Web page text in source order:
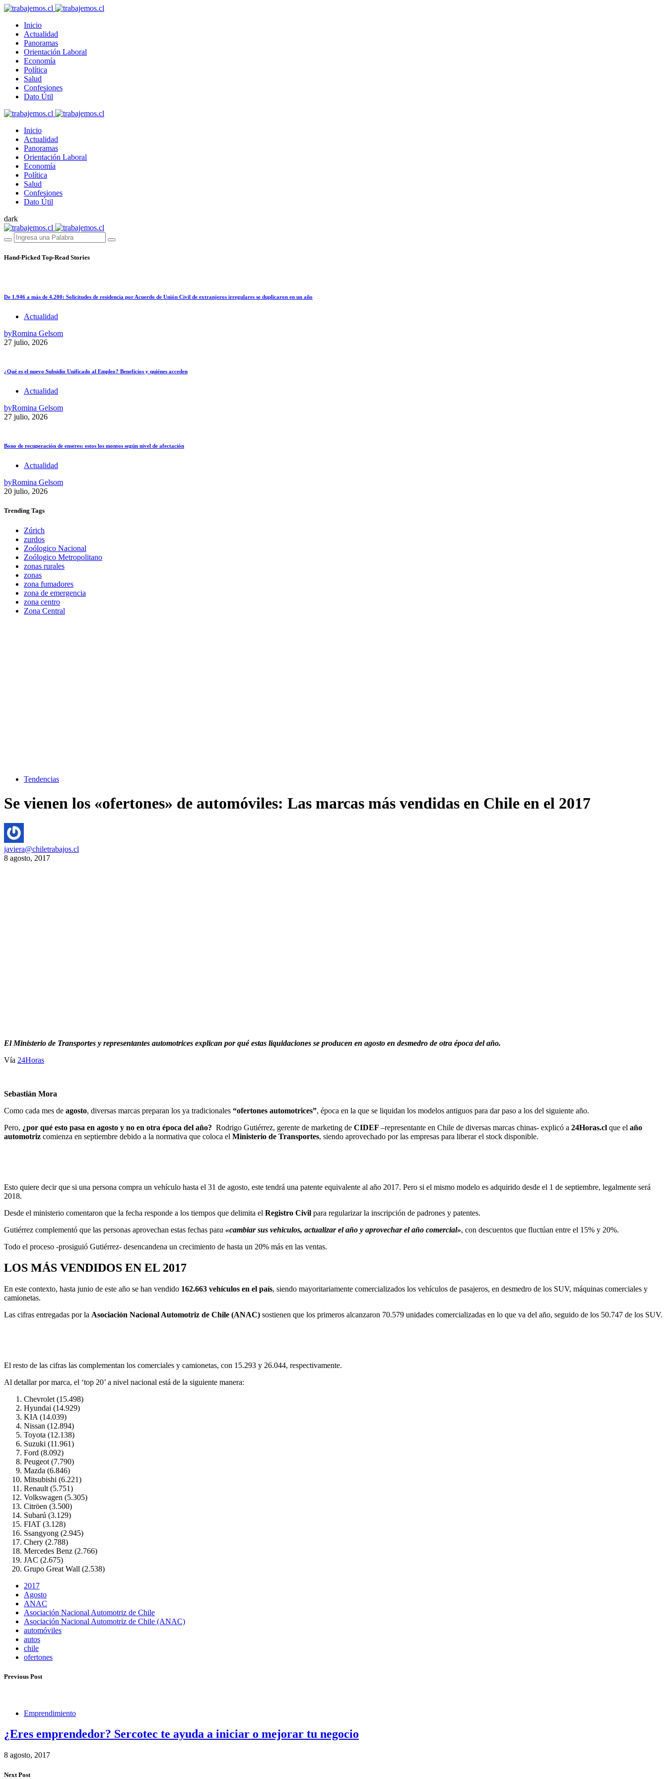
Inicio
Actualidad
Panoramas
Orientación Laboral
Economía
Política
Salud
Confesiones
Dato Útil
Inicio
Actualidad
Panoramas
Orientación Laboral
Economía
Política
Salud
Confesiones
Dato Útil
dark
Hand-Picked Top-Read Stories
De 1.946 a más de 4.200: Solicitudes de residencia por Acuerdo de Unión Civil de extranjeros irregulares se duplicaron en un año
Actualidad
byRomina Gelsom
27 julio, 2026
¿Qué es el nuevo Subsidio Unificado al Empleo? Beneficios y quiénes acceden
Actualidad
byRomina Gelsom
27 julio, 2026
Bono de recuperación de enseres: estos los montos según nivel de afectación
Actualidad
byRomina Gelsom
20 julio, 2026
Trending Tags
Zúrich
zurdos
Zoólogico Nacional
Zoólogico Metropolitano
zonas rurales
zonas
zona fumadores
zona de emergencia
zona centro
Zona Central
Tendencias
Se vienen los «ofertones» de automóviles: Las marcas más vendidas en Chile en el 2017
javiera@chiletrabajos.cl
8 agosto, 2017
El Ministerio de Transportes y representantes automotrices explican por qué estas liquidaciones se producen en agosto en desmedro de otra época del año.
Vía 24Horas
Sebastián Mora
Como cada mes de agosto, diversas marcas preparan los ya tradicionales “ofertones automotrices”, época en la que se liquidan los modelos antiguos para dar paso a los del siguiente año.
Pero, ¿por qué esto pasa en agosto y no en otra época del año? Rodrigo Gutiérrez, gerente de marketing de CIDEF –representante en Chile de diversas marcas chinas- explicó a 24Horas.cl que el año
automotriz comienza en septiembre debido a la normativa que coloca el Ministerio de Transportes, siendo aprovechado por las empresas para liberar el stock disponible.
Esto quiere decir que si una persona compra un vehículo hasta el 31 de agosto, este tendrá una patente equivalente al año 2017. Pero si el mismo modelo es adquirido desde el 1 de septiembre, legalmente será
2018.
Desde el ministerio comentaron que la fecha responde a los tiempos que delimita el Registro Civil para regularizar la inscripción de padrones y patentes.
Gutiérrez complementó que las personas aprovechan estas fechas para «cambiar sus vehiculos, actualizar el año y aprovechar el año comercial», con descuentos que fluctúan entre el 15% y 20%.
Todo el proceso -prosiguió Gutiérrez- desencandena un crecimiento de hasta un 20% más en las ventas.
LOS MÁS VENDIDOS EN EL 2017
En este contexto, hasta junio de este año se han vendido 162.663 vehículos en el país, siendo mayoritariamente comercializados los vehículos de pasajeros, en desmedro de los SUV, máquinas comerciales y
camionetas.
Las cifras entregadas por la Asociación Nacional Automotriz de Chile (ANAC) sostienen que los primeros alcanzaron 70.579 unidades comercializadas en lo que va del año, seguido de los 50.747 de los SUV.
El resto de las cifras las complementan los comerciales y camionetas, con 15.293 y 26.044, respectivamente.
Al detallar por marca, el ‘top 20’ a nivel nacional está de la siguiente manera:
Chevrolet (15.498)
Hyundai (14.929)
KIA (14.039)
Nissan (12.894)
Toyota (12.138)
Suzuki (11.961)
Ford (8.092)
Peugeot (7.790)
Mazda (6.846)
Mitsubishi (6.221)
Renault (5.751)
Volkswagen (5.305)
Citröen (3.500)
Subarú (3.129)
FIAT (3.128)
Ssangyong (2.945)
Chery (2.788)
Mercedes Benz (2.766)
JAC (2.675)
Grupo Great Wall (2.538)
2017
Agosto
ANAC
Asociación Nacional Automotriz de Chile
Asociación Nacional Automotriz de Chile (ANAC)
automóviles
autos
chile
ofertones
Previous Post
Emprendimiento
¿Eres emprendedor? Sercotec te ayuda a iniciar o mejorar tu negocio
8 agosto, 2017
Next Post